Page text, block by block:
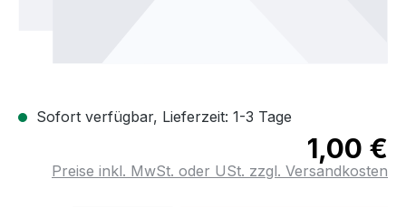
Sofort verfügbar, Lieferzeit: 1-3 Tage
1,00 €
Preise inkl. MwSt. oder USt. zzgl. Versandkosten